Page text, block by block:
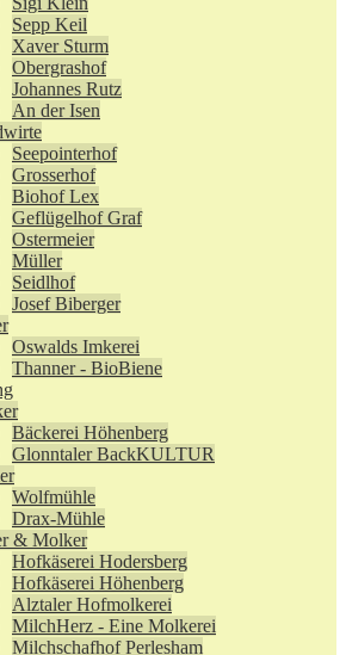
Sepp Keil
Xaver Sturm
Obergrashof
Johannes Rutz
An der Isen
Seepointerhof
Grosserhof
Biohof Lex
Geflügelhof Graf
Ostermeier
Müller
Seidlhof
Josef Biberger
Oswalds Imkerei
Thanner - BioBiene
Bäckerei Höhenberg
Glonntaler BackKULTUR
Wolfmühle
Drax-Mühle
& Molker
Hofkäserei Hodersberg
Hofkäserei Höhenberg
Alztaler Hofmolkerei
MilchHerz - Eine Molkerei
Milchschafhof Perlesham